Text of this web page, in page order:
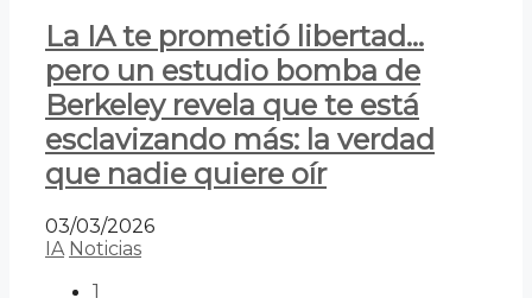
La IA te prometió libertad…
pero un estudio bomba de
Berkeley revela que te está
esclavizando más: la verdad
que nadie quiere oír
03/03/2026
IA Noticias
1